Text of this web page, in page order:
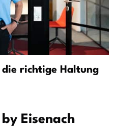
die richtige Haltung
Eisenach